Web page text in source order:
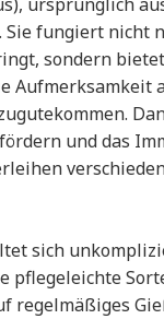
fungiert nicht
sondern
Aufmerksamkeit
und das
sich
pflegeleichte
regelmäßiges